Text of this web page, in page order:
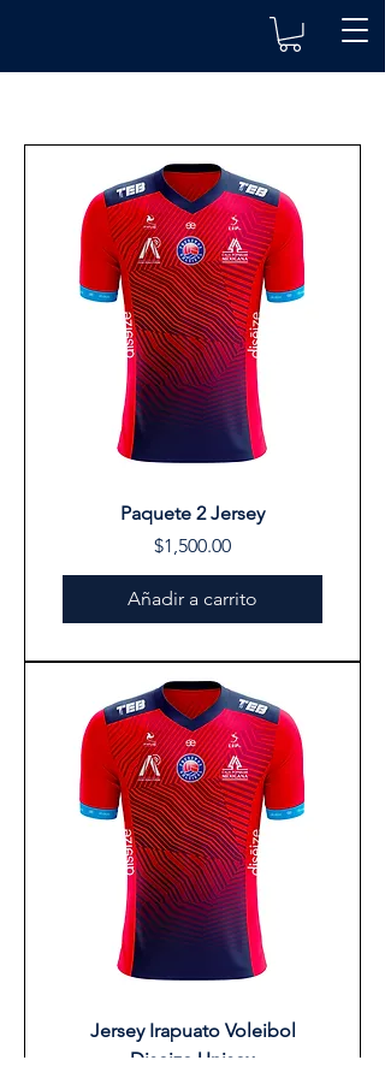
Paquete 2 Jersey
Precio
$1,500.00
Añadir a carrito
Jersey Irapuato Voleibol
Diseize Unisex